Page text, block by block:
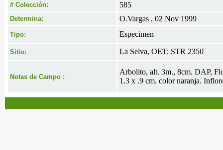
# Colección: 585
Determina: O.Vargas , 02 Nov 1999
Tipo: Especimen
Sitio: La Selva, OET; STR 2350
Notas de Campo :
Arbolito, alt. 3m., 8cm. DAP,
1.3 x .9 cm. color naranja.